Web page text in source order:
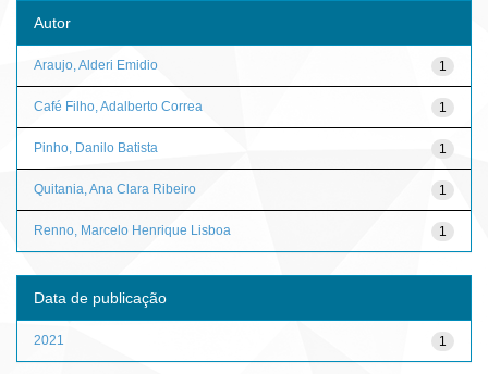
Autor
1
Araujo, Alderi Emidio
1
Café Filho, Adalberto Correa
1
Pinho, Danilo Batista
1
Quitania, Ana Clara Ribeiro
1
Renno, Marcelo Henrique Lisboa
Data de publicação
1
2021